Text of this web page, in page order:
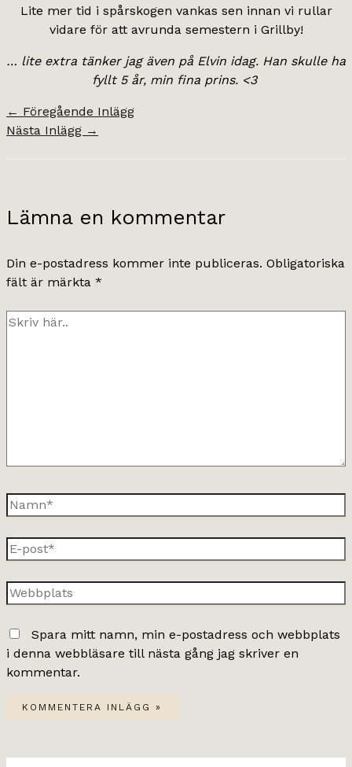
Lite mer tid i spårskogen vankas sen innan vi rullar
vidare för att avrunda semestern i Grillby!
… lite extra tänker jag även på Elvin idag. Han skulle ha
fyllt 5 år, min fina prins. <3
← Föregående Inlägg
Nästa Inlägg →
Lämna en kommentar
Din e-postadress kommer inte publiceras. Obligatoriska
fält är märkta *
Skriv
Namn*
E-
post*
Webbplats
Spara mitt namn, min e-postadress och webbplats
i denna webbläsare till nästa gång jag skriver en
kommentar.